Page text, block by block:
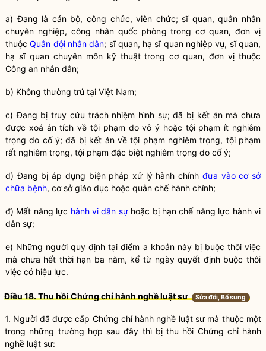
a) Đang là cán bộ, công chức, viên chức; sĩ quan, quân nhân
chuyên nghiệp, công nhân quốc phòng trong cơ quan, đơn vị
thuộcQuân đội nhân dân; sĩ quan, hạ sĩ quan nghiệp vụ, sĩ quan,
hạ sĩ quan chuyên môn kỹ thuật trong cơ quan, đơn vị thuộc
Công an nhân dân;
b) Không thường trú tại Việt Nam;
c) Đang bị truy cứu trách nhiệm hình sự; đã bị kết án mà chưa
được xoá án tích về tội phạm do vô ý hoặc tội phạm ít nghiêm
trọng do cố ý; đã bị kết án về tội phạm nghiêm trọng, tội phạm
rất nghiêm trọng, tội phạm đặc biệt nghiêm trọng do cố ý;
d) Đang bị áp dụng biện pháp xử lý hành chính đưa vào cơ sở
chữa bệnh, cơ sở giáo dục hoặc quản chế hành chính;
đ) Mất năng lực hành vi dân sựhoặc bị hạn chế năng lực hành vi
dân sự;
e) Những người quy định tại điểm a khoản này bị buộc thôi việc
mà chưa hết thời hạn ba năm, kể từ ngày quyết định buộc thôi
việc có hiệu lực.
Điều 18. Thu hồi Chứng chỉhành nghềluật sư Sửa đổi, Bổ sung
1. Người đã được cấp Chứng chỉ hành nghề luật sư mà thuộc một
trong những trường hợp sau đây thì bị thu hồi Chứng chỉ hành
nghề luật sư: